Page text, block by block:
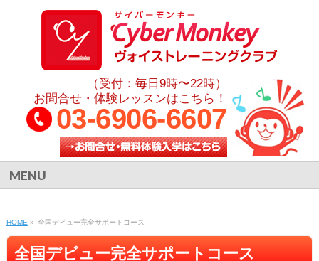
（受付：毎日9時〜22時）
お問合せ・体験レッスンはこちら！
03-6906-6607
MENU
HOME » 全国デビュー完全サポートコース
全国デビュー完全サポートコース